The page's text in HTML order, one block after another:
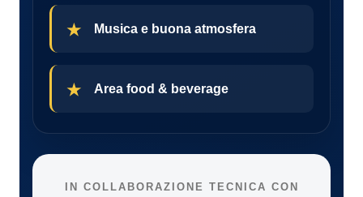
Musica e buona atmosfera
Area food & beverage
IN COLLABORAZIONE TECNICA CON